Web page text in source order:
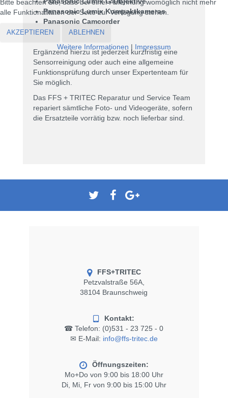
Panasonic Lumix Kompaktkameras
Panasonic Camcorder
Ergänzend hierzu ist jederzeit kurzfristig eine
Sensorreinigung oder auch eine allgemeine
Funktionsprüfung durch unser Expertenteam für
Sie möglich.
Das FFS + TRITEC Reparatur und Service Team
repariert sämtliche Foto- und Videogeräte, sofern
die Ersatzteile vorrätig bzw. noch lieferbar sind.
FFS+TRITEC
Petzvalstraße 56A,
38104 Braunschweig
Kontakt:
☎ Telefon: (0)531 - 23 725 - 0
✉ E-Mail: info@ffs-tritec.de
Öffnungszeiten:
Mo+Do von 9:00 bis 18:00 Uhr
Di, Mi, Fr von 9:00 bis 15:00 Uhr
Bitte beachten Sie, dass bei einer Ablehnung womöglich nicht mehr
alle Funktionalitäten der Seite zur Verfügung stehen.
AKZEPTIEREN
ABLEHNEN
Weitere Informationen
Impressum